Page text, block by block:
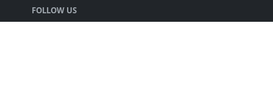
FOLLOW US